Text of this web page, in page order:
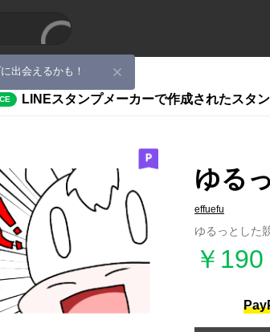
出会えるかも！
LINEスタンプメーカーで作成されたスタン
ゆる
effuefu
ゆるっとした
￥190